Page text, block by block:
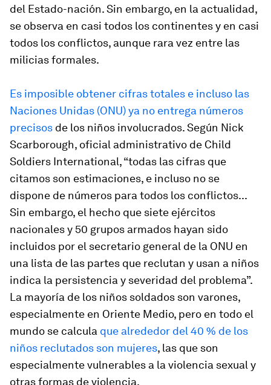
del Estado-nación. Sin embargo, en la actualidad,
se observa en casi todos los continentes y en casi
todos los conflictos, aunque rara vez entre las
milicias formales.
Es imposible obtener cifras totales e incluso las
Naciones Unidas (ONU) ya no entrega números
precisos de los niños involucrados. Según Nick
Scarborough, oficial administrativo de Child
Soldiers International, “todas las cifras que
citamos son estimaciones, e incluso no se
dispone de números para todos los conflictos...
Sin embargo, el hecho que siete ejércitos
nacionales y 50 grupos armados hayan sido
incluidos por el secretario general de la ONU en
una lista de las partes que reclutan y usan a niños
indica la persistencia y severidad del problema”.
La mayoría de los niños soldados son varones,
especialmente en Oriente Medio, pero en todo el
mundo se calcula que alrededor del 40 % de los
niños reclutados son mujeres, las que son
especialmente vulnerables a la violencia sexual y
otras formas de violencia.